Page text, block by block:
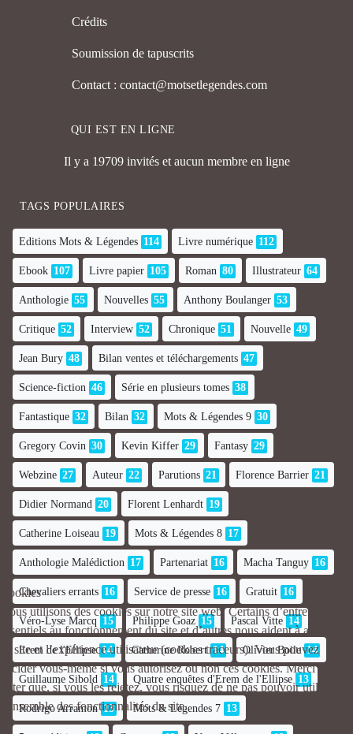
Crédits
Soumission de tapuscrits
Contact : contact@motsetlegendes.com
QUI EST EN LIGNE
Il y a 19709 invités et aucun membre en ligne
TAGS POPULAIRES
Editions Mots & Légendes 114 Livre numérique 112
Ebook 107 Livre papier 105 Roman 80 Illustrateur 64
Anthologie 55 Nouvelles 55 Anthony Boulanger 53
Critique 52 Interview 52 Chronique 51 Nouvelle 49
Jean Bury 48 Bilan ventes et téléchargements 47
Science-fiction 46 Série en plusieurs tomes 38
Fantastique 32 Bilan 32 Mots & Légendes 9 30
Gregory Covin 30 Kevin Kiffer 29 Fantasy 29
Webzine 27 Auteur 22 Parutions 21 Florence Barrier 21
Didier Normand 20 Florent Lenhardt 19
Catherine Loiseau 19 Mots & Légendes 8 17
Anthologie Malédiction 17 Partenariat 16 Macha Tanguy 16
Chevaliers errants 16 Service de presse 16 Gratuit 16
Véro-Lyse Marcq 15 Philippe Goaz 15 Pascal Vitte 14
Erem de l'Ellipse 14 Catherine Robert 14 Olivier Boile 14
Guillaume Sibold 14 Quatre enquêtes d'Erem de l'Ellipse 13
Rodrigo Arramon 13 Mots & Légendes 7 13
Cookies
Nous utilisons des cookies sur notre site web. Certains d’entre eux sont
essentiels au fonctionnement du site et d’autres nous aident à améliorer
ce site et l’expérience utilisateur (cookies traceurs). Vous pouvez
décider vous-même si vous autorisez ou non ces cookies. Merci de
noter que, si vous les rejetez, vous risquez de ne pas pouvoir utiliser
l’ensemble des fonctionnalités du site.